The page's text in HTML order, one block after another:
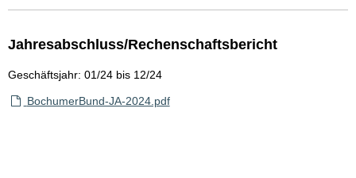
Jahresabschluss/Rechenschaftsbericht
Geschäftsjahr: 01/24 bis 12/24
BochumerBund-JA-2024.pdf